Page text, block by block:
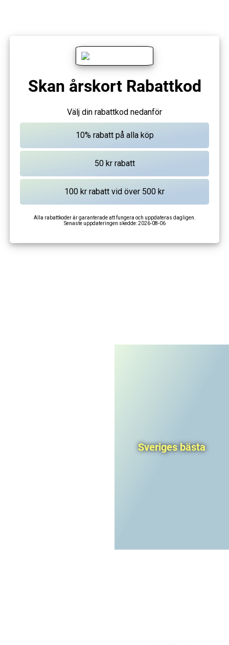
Skan årskort Rabattkod
Välj din rabattkod nedanför
Alla rabattkoder är garanterade att fungera och uppdateras dagligen.
Senaste uppdateringen skedde:2026-08-06
Sveriges bästa